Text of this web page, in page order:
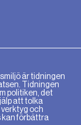
är tidningen
Tidningen
politiken, det
att tolka
och
kan förbättra